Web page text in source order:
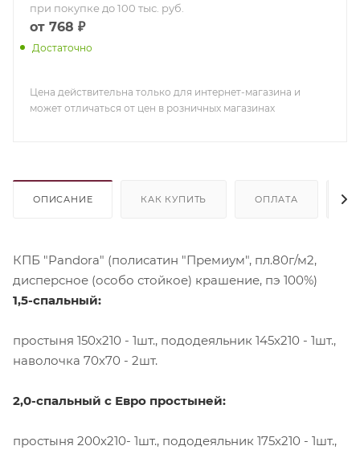
при покупке до 100 тыс. руб.
от 768 ₽
Достаточно
Цена действительна только для интернет-магазина и
может отличаться от цен в розничных магазинах
ОПИСАНИЕ КАК КУПИТЬ ОПЛАТА
КПБ "Pandora" (полисатин "Премиум", пл.80г/м2,
дисперсное (особо стойкое) крашение, пэ 100%)
1,5-спальный:
простыня 150х210 - 1шт., пододеяльник 145х210 - 1шт.,
наволочка 70х70 - 2шт.
2,0-спальный с Евро простыней:
простыня 200х210- 1шт., пододеяльник 175х210 - 1шт.,